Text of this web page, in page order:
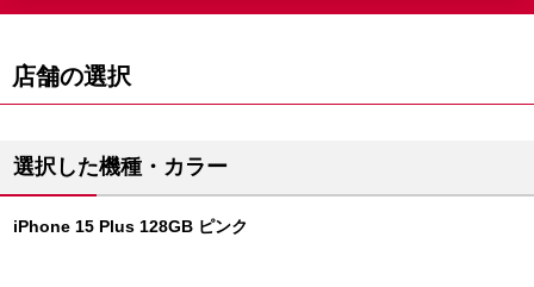
店舗の選択
選択した機種・カラー
iPhone 15 Plus 128GB ピンク